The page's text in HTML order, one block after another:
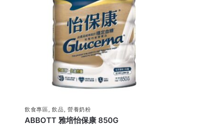
飲食專區,飲品,營養奶粉
ABBOTT 雅培怡保康 850G